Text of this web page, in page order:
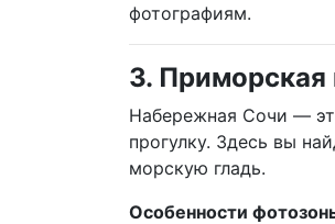
фотографиям.
3. Приморская
Набережная Сочи —
прогулку. Здесь вы
морскую гладь.
Особенности